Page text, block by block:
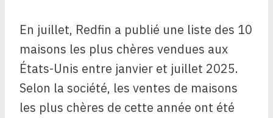
En juillet, Redfin a publié une liste des 10
maisons les plus chères vendues aux
États-Unis entre janvier et juillet 2025.
Selon la société, les ventes de maisons
les plus chères de cette année ont été